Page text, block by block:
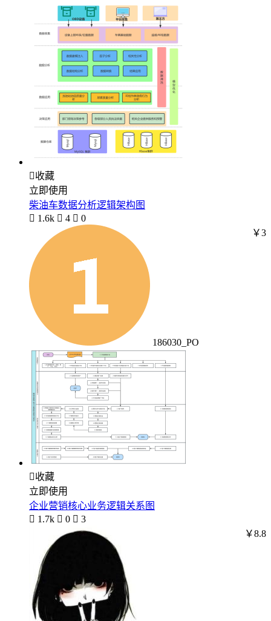
收藏
立即使用
柴油车数据分析逻辑架构图
 1.6k  4  0
186030_PO
￥3
收藏
立即使用
企业营销核心业务逻辑关系图
 1.7k  0  3
￥8.8